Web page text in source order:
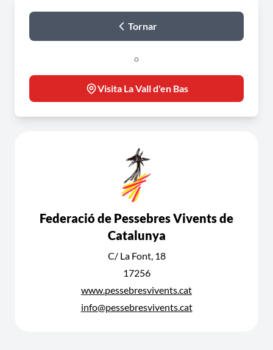
Tornar
o
Visita La Vall d'en Bas
Federació de Pessebres Vivents de
Catalunya
C/ La Font, 18
17256
www.pessebresvivents.cat
info@pessebresvivents.cat